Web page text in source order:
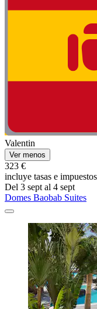
Valentin
Ver menos
323 €
incluye tasas e impuestos
Del 3 sept al 4 sept
Domes Baobab Suites